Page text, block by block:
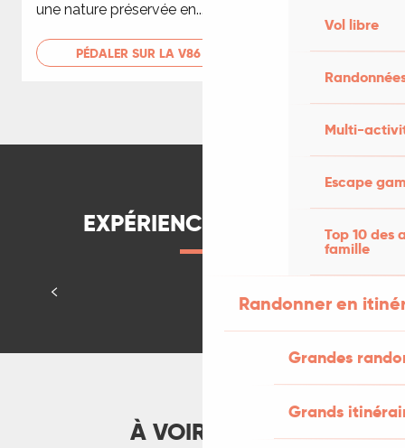
Vol libre
Multi-
Escape
Top 10 des
famille
Randonner en
Grandes
Grands
une nature préservée en...
PÉDALER SUR LA V86
EXPÉRIENCES À VIVRE
Ma visite à la planète des Moulins à
Regards sur les moulins, au fil des siècles et à
travers le monde
Testé par Cathy
À VOIR AUSSI